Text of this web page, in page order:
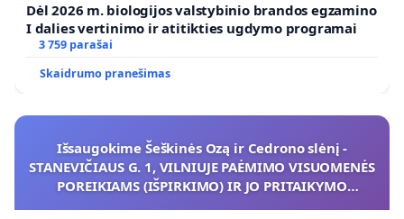
Dėl 2026 m. biologijos valstybinio brandos egzamino
I dalies vertinimo ir atitikties ugdymo programai
3 759 parašai
Skaidrumo pranešimas
Išsaugokime Šeškinės Ozą ir Cedrono slėnį -
STANEVIČIAUS G. 1, VILNIUJE PAĖMIMO VISUOMENĖS
POREIKIAMS (IŠPIRKIMO) IR JO PRITAIKYMO